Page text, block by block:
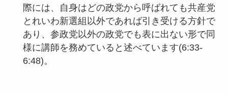
際には、自身はどの政党から呼ばれても共産党
とれいわ新選組以外であれば引き受ける方針で
あり、参政党以外の政党でも表に出ない形で同
様に講師を務めていると述べています(6:33-
6:48)。